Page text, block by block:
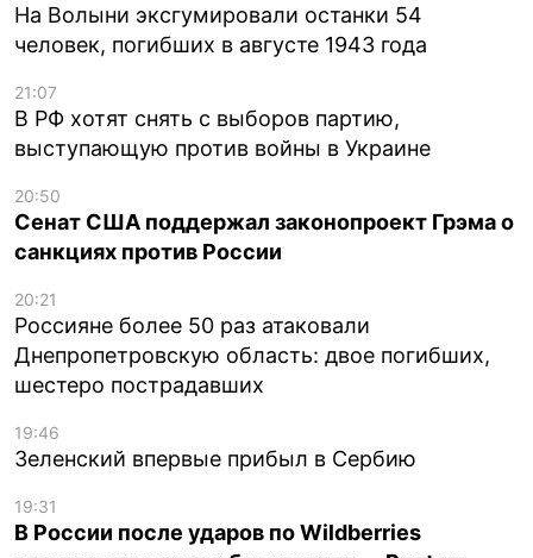
На Волыни эксгумировали останки 54
человек, погибших в августе 1943 года
21:07
В РФ хотят снять с выборов партию,
выступающую против войны в Украине
20:50
Сенат США поддержал законопроект Грэма о
санкциях против России
20:21
Россияне более 50 раз атаковали
Днепропетровскую область: двое погибших,
шестеро пострадавших
19:46
Зеленский впервые прибыл в Сербию
19:31
В России после ударов по Wildberries